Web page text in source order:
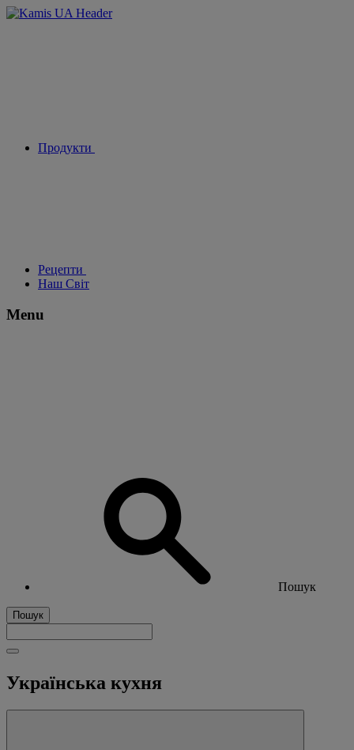
Продукти
Рецепти
Наш Світ
Menu
Пошук
Пошук
Українська кухня